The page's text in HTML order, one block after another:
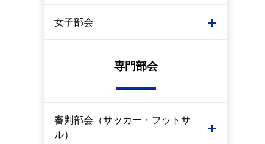
女子部会
専門部会
審判部会（サッカー・フットサ
ル）